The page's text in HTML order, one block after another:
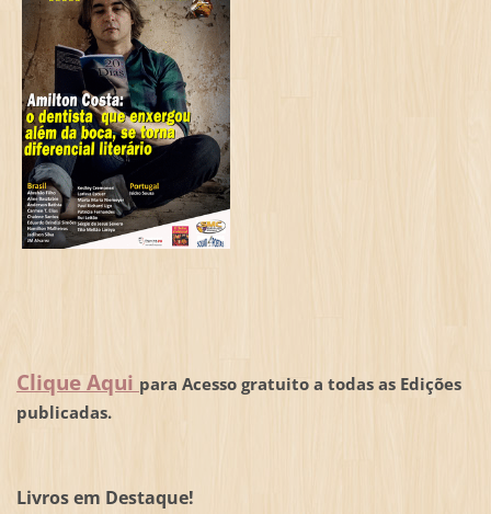
Clique Aqui para Acesso gratuito a todas as Edições
publicadas.
Livros em Destaque!